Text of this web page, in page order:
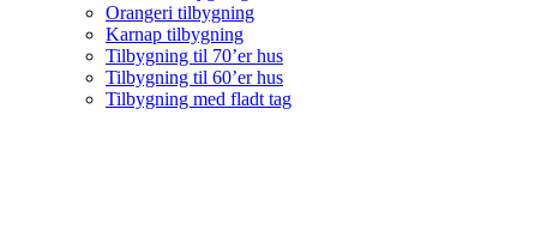
Orangeri tilbygning
Karnap tilbygning
Tilbygning til 70’er hus
Tilbygning til 60’er hus
Tilbygning med fladt tag